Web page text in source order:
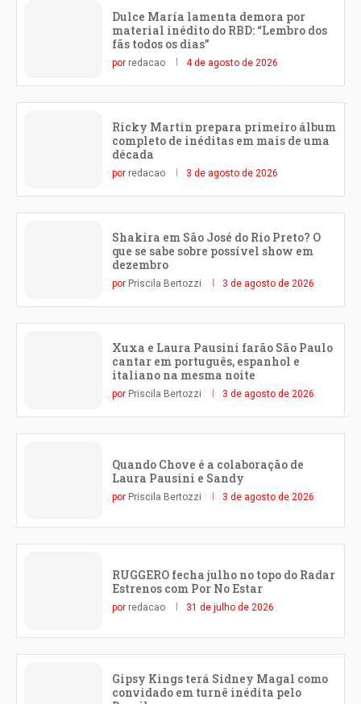
Dulce María lamenta demora por
material inédito do RBD: “Lembro dos
fãs todos os dias”
por redacao 4 de agosto de 2026
Ricky Martin prepara primeiro álbum
completo de inéditas em mais de uma
década
por redacao 3 de agosto de 2026
Shakira em São José do Rio Preto? O
que se sabe sobre possível show em
dezembro
por Priscila Bertozzi 3 de agosto de 2026
Xuxa e Laura Pausini farão São Paulo
cantar em português, espanhol e
italiano na mesma noite
por Priscila Bertozzi 3 de agosto de 2026
Quando Chove é a colaboração de
Laura Pausini e Sandy
por Priscila Bertozzi 3 de agosto de 2026
RUGGERO fecha julho no topo do Radar
Estrenos com Por No Estar
por redacao 31 de julho de 2026
Gipsy Kings terá Sidney Magal como
convidado em turnê inédita pelo